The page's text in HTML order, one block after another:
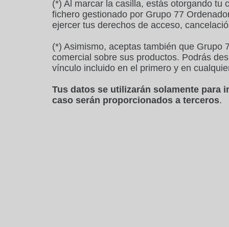
(*) Al marcar la casilla, estás otorgando tu
fichero gestionado por Grupo 77
ejercer tus derechos de acceso,
(*) Asimismo, aceptas también que Grupo
comercial sobre sus productos. Podrás
vínculo incluido en el primero y en
Tus datos se utilizarán solamente para
caso serán proporcionados a terceros.